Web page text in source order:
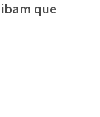
que